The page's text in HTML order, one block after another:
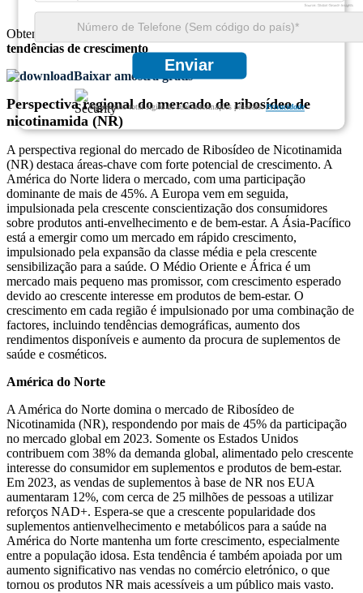
Enviar
Garantimos total sigilo de suas informações pessoais.Privacidade
Obtenha insights abrangentes sobre otamanho do mercado
tendências de crescimento
Baixar amostra grátis
Perspectiva regional do mercado de ribosídeo de
nicotinamida (NR)
A perspectiva regional do mercado de Ribosídeo de Nicotinamida
(NR) destaca áreas-chave com forte potencial de crescimento. A
América do Norte lidera o mercado, com uma participação
dominante de mais de 45%. A Europa vem em seguida,
impulsionada pela crescente conscientização dos consumidores
sobre produtos anti-envelhecimento e de bem-estar. A Ásia-Pacífico
está a emergir como um mercado em rápido crescimento,
impulsionado pela expansão da classe média e pela crescente
sensibilização para a saúde. O Médio Oriente e África é um
mercado mais pequeno mas promissor, com crescimento esperado
devido ao crescente interesse em produtos de bem-estar. O
crescimento em cada região é impulsionado por uma combinação de
factores, incluindo tendências demográficas, aumento dos
rendimentos disponíveis e aumento da procura de suplementos de
saúde e cosméticos.
América do Norte
A América do Norte domina o mercado de Ribosídeo de
Nicotinamida (NR), respondendo por mais de 45% da participação
no mercado global em 2023. Somente os Estados Unidos
contribuem com 38% da demanda global, alimentado pelo crescente
interesse do consumidor em suplementos e produtos de bem-estar.
Em 2023, as vendas de suplementos à base de NR nos EUA
aumentaram 12%, com cerca de 25 milhões de pessoas a utilizar
reforços NAD+. Espera-se que a crescente popularidade dos
suplementos antienvelhecimento e metabólicos para a saúde na
América do Norte mantenha um forte crescimento, especialmente
entre a população idosa. Esta tendência é também apoiada por um
aumento significativo nas vendas no comércio eletrónico, o que
tornou os produtos NR mais acessíveis a um público mais vasto.